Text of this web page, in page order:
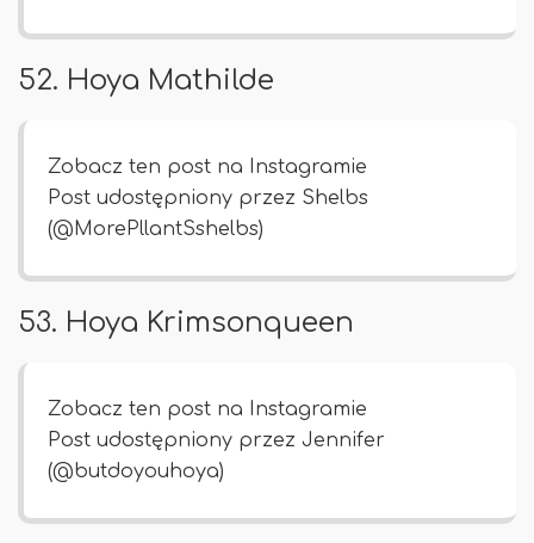
52. Hoya Mathilde
Zobacz ten post na Instagramie
Post udostępniony przez Shelbs
(@MorePllantSshelbs)
53. Hoya Krimsonqueen
Zobacz ten post na Instagramie
Post udostępniony przez Jennifer
(@butdoyouhoya)